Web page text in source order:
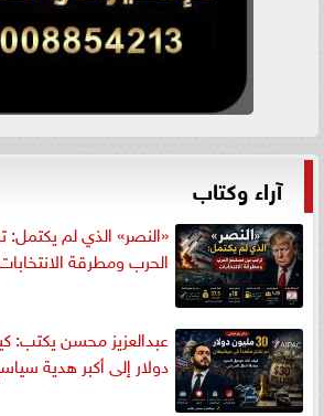
آراء وكتاب
«النصر» الذي لم
الحرب ومطرقة
دولار إلى أكبر هدية